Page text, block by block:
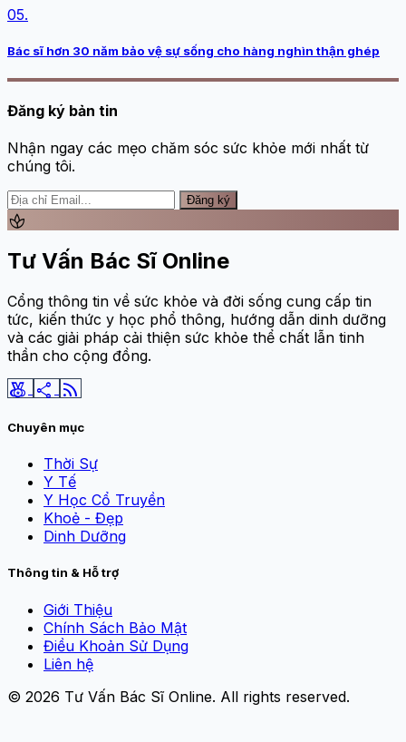
05.
Bác sĩ hơn 30 năm bảo vệ sự sống cho hàng nghìn thận ghép
Đăng ký bản tin
Nhận ngay các mẹo chăm sóc sức khỏe mới nhất từ
chúng tôi.
Đăng ký
spa
Tư Vấn Bác Sĩ Online
Cổng thông tin về sức khỏe và đời sống cung cấp tin
tức, kiến thức y học phổ thông, hướng dẫn dinh dưỡng
và các giải pháp cải thiện sức khỏe thể chất lẫn tinh
thần cho cộng đồng.
social_leaderboard share rss_feed
Chuyên mục
Thời Sự
Y Tế
Y Học Cổ Truyền
Khoẻ - Đẹp
Dinh Dưỡng
Thông tin & Hỗ trợ
Giới Thiệu
Chính Sách Bảo Mật
Điều Khoản Sử Dụng
Liên hệ
© 2026 Tư Vấn Bác Sĩ Online. All rights reserved.